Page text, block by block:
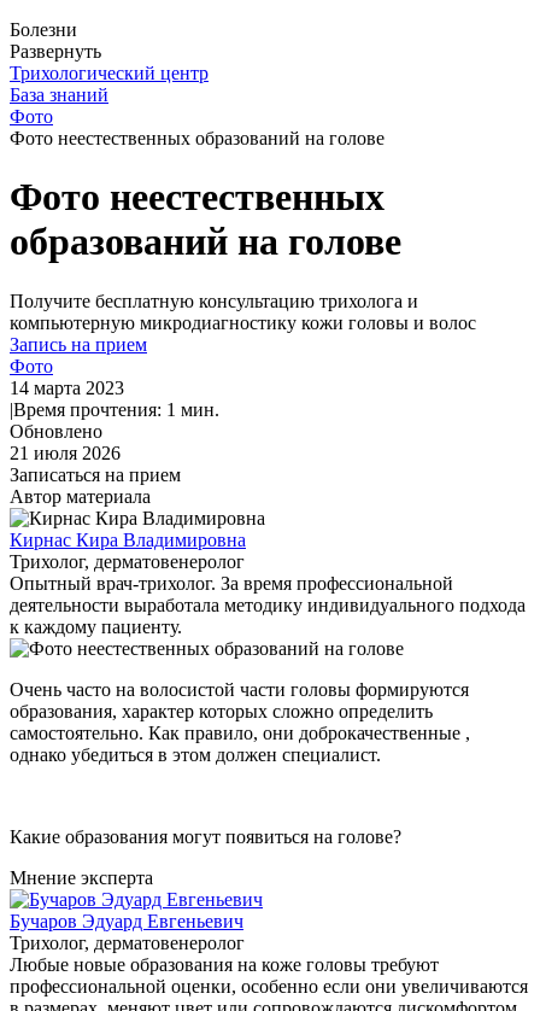
Болезни
Развернуть
Трихологический центр
База знаний
Фото
Фото неестественных образований на голове
Фото неестественных
образований на голове
Получите бесплатную консультацию трихолога и
компьютерную микродиагностику кожи головы и волос
Запись на прием
Фото
14 марта 2023
|Время прочтения: 1 мин.
Обновлено
21 июля 2026
Записаться на прием
Автор материала
Кирнас Кира Владимировна
Трихолог, дерматовенеролог
Опытный врач-трихолог. За время профессиональной
деятельности выработала методику индивидуального подхода
к каждому пациенту.
Очень часто на волосистой части головы формируются
образования, характер которых сложно определить
самостоятельно. Как правило, они доброкачественные ,
однако убедиться в этом должен специалист.
Какие образования могут появиться на голове?
Мнение эксперта
Бучаров Эдуард Евгеньевич
Трихолог, дерматовенеролог
Любые новые образования на коже головы требуют
профессиональной оценки, особенно если они увеличиваются